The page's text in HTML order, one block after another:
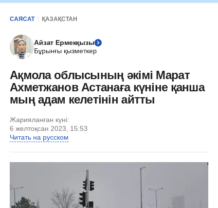
САЯСАТ ҚАЗАҚСТАН
Айзат Ермекқызы
Бұрынғы қызметкер
Ақмола облысының әкімі Марат
Ахметжанов Астанаға күніне қанша
мың адам келетінін айтты
Жарияланған күні:
6 желтоқсан 2023, 15:53
Читать на русском